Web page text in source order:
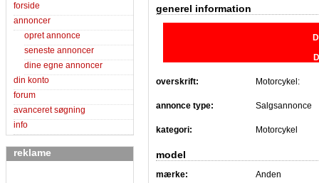
forside
annoncer
opret annonce
seneste annoncer
dine egne annoncer
din konto
forum
avanceret søgning
info
reklame
generel information
overskrift: Motorcykel:
annonce type: Salgsannonce
kategori: Motorcykel
model
mærke: Anden